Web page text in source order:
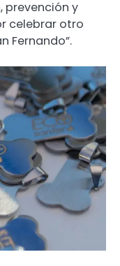
prevención y
celebrar otro
Fernando”.